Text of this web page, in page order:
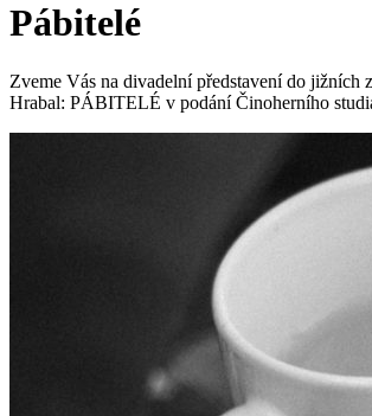
Pábitelé
Zveme Vás na divadelní představení do jižních
Hrabal: PÁBITELÉ v podání Činoherního